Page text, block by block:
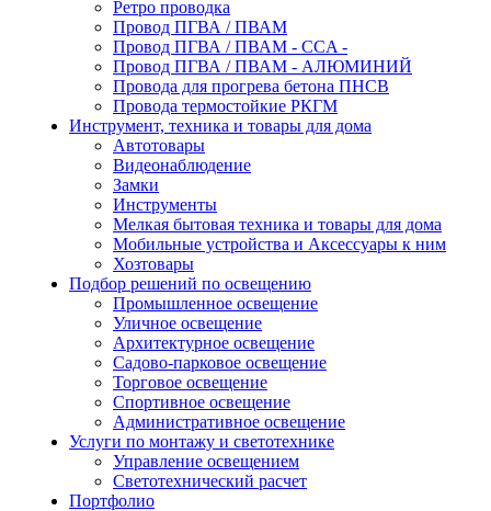
Ретро проводка
Провод ПГВА / ПВАМ
Провод ПГВА / ПВАМ - CCA -
Провод ПГВА / ПВАМ - АЛЮМИНИЙ
Провода для прогрева бетона ПНСВ
Провода термостойкие РКГМ
Инструмент, техника и товары для дома
Автотовары
Видеонаблюдение
Замки
Инструменты
Мелкая бытовая техника и товары для дома
Мобильные устройства и Аксессуары к ним
Хозтовары
Подбор решений по освещению
Промышленное освещение
Уличное освещение
Архитектурное освещение
Садово-парковое освещение
Торговое освещение
Спортивное освещение
Административное освещение
Услуги по монтажу и светотехнике
Управление освещением
Светотехнический расчет
Портфолио